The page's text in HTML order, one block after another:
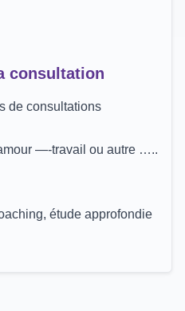
consultation
de consultations
—-travail ou autre …..
étude approfondie